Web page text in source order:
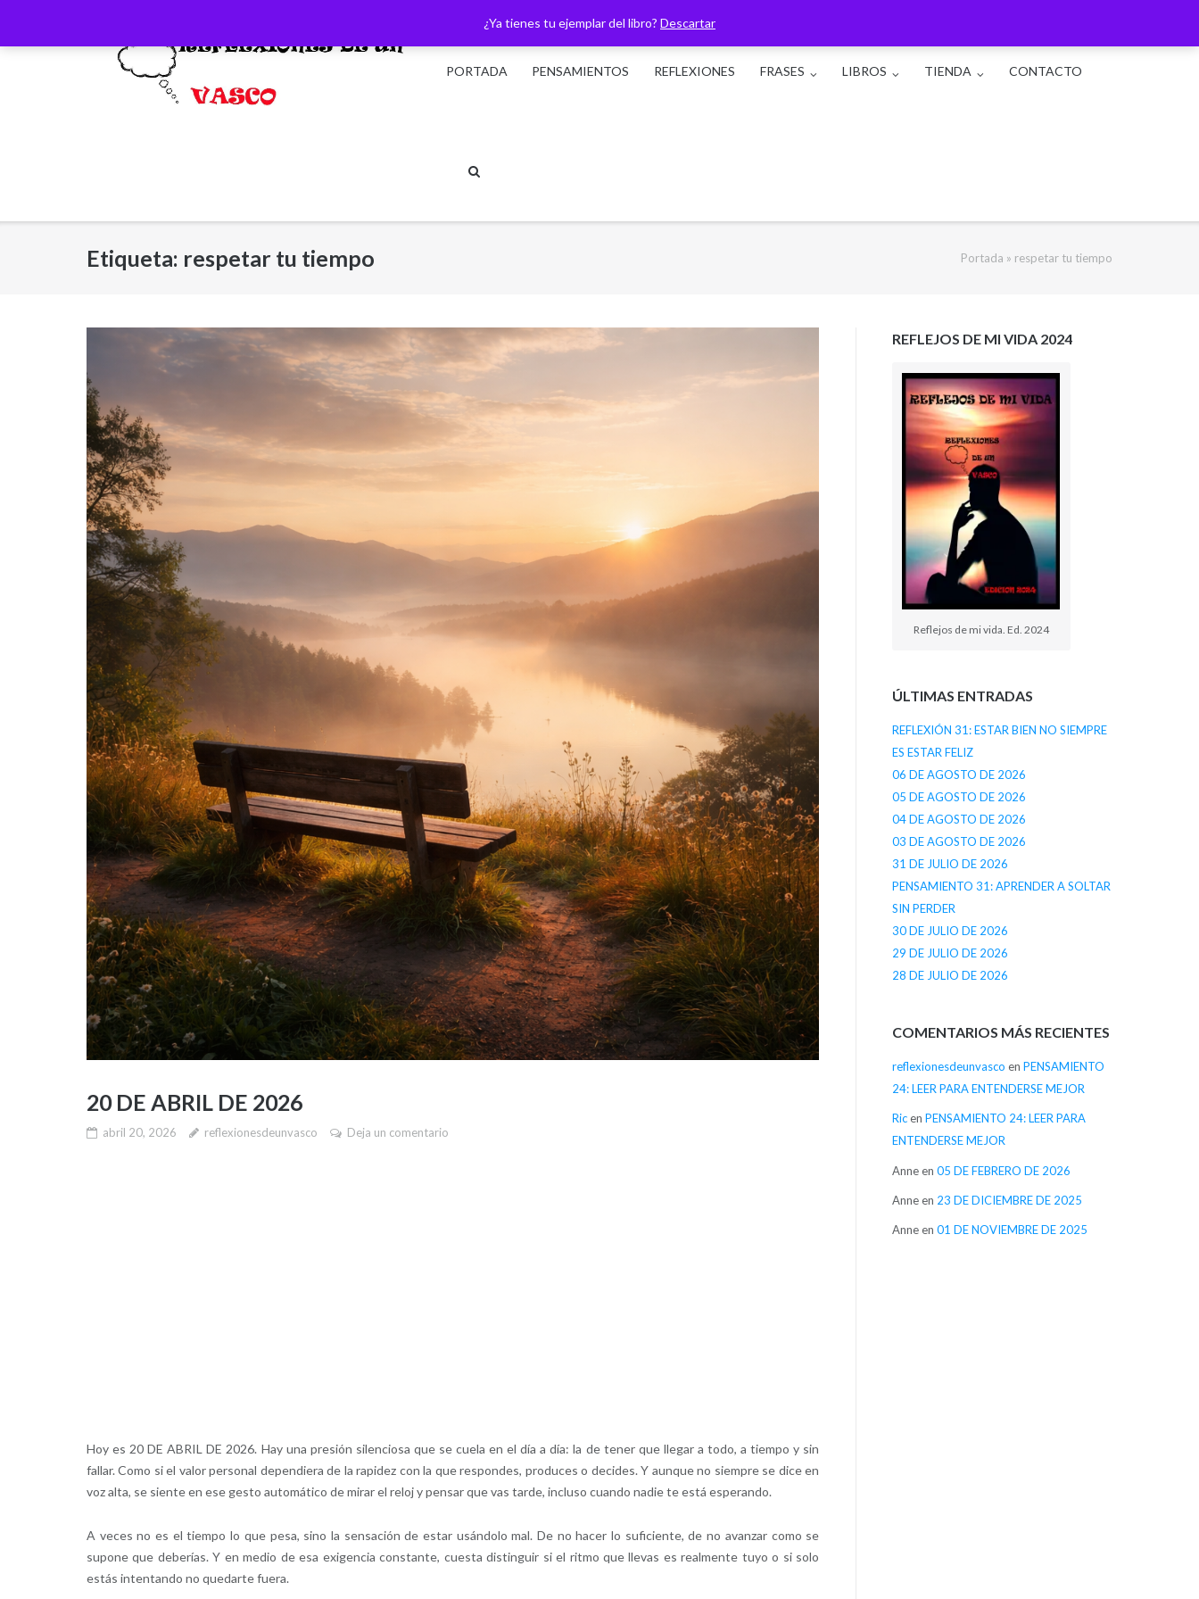
¿Ya tienes tu ejemplar del libro? Descartar
PORTADA
PENSAMIENTOS REFLEXIONES FRASES LIBROS TIENDA CONTACTO
Etiqueta: respetar tu tiempo Portada » respetar tu tiempo
20 DE ABRIL DE 2026
abril 20, 2026 reflexionesdeunvasco Deja un comentario
Hoy es 20 DE ABRIL DE 2026. Hay una presión silenciosa que se cuela en el día a día: la de tener que llegar a todo, a tiempo y sin
fallar. Como si el valor personal dependiera de la rapidez con la que respondes, produces o decides. Y aunque no siempre se dice en
voz alta, se siente en ese gesto automático de mirar el reloj y pensar que vas tarde, incluso cuando nadie te está esperando.
A veces no es el tiempo lo que pesa, sino la sensación de estar usándolo mal. De no hacer lo suficiente, de no avanzar como se
supone que deberías. Y en medio de esa exigencia constante, cuesta distinguir si el ritmo que llevas es realmente tuyo o si solo
estás intentando no quedarte fuera.
REFLEJOS DE MI VIDA 2024
Reflejos de mi vida. Ed. 2024
ÚLTIMAS ENTRADAS
REFLEXIÓN 31: ESTAR BIEN NO SIEMPRE
ES ESTAR FELIZ
06 DE AGOSTO DE 2026
05 DE AGOSTO DE 2026
04 DE AGOSTO DE 2026
03 DE AGOSTO DE 2026
31 DE JULIO DE 2026
PENSAMIENTO 31: APRENDER A SOLTAR
SIN PERDER
30 DE JULIO DE 2026
29 DE JULIO DE 2026
28 DE JULIO DE 2026
COMENTARIOS MÁS RECIENTES
reflexionesdeunvasco en PENSAMIENTO
24: LEER PARA ENTENDERSE MEJOR
Ricen PENSAMIENTO 24: LEER PARA
ENTENDERSE MEJOR
Anneen 05 DE FEBRERO DE 2026
Anneen 23 DE DICIEMBRE DE 2025
Anneen 01 DE NOVIEMBRE DE 2025